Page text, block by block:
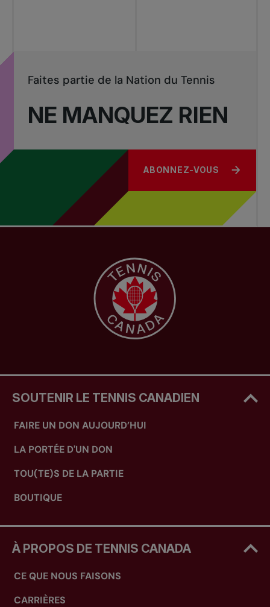
NE MANQUEZ RIEN
Faites partie de la Nation du Tennis
ABONNEZ-VOUS
SOUTENIR LE TENNIS CANADIEN
FAIRE UN DON AUJOURD’HUI
LA PORTÉE D'UN DON
TOU(TE)S DE LA PARTIE
BOUTIQUE
À PROPOS DE TENNIS CANADA
CE QUE NOUS FAISONS
CARRIÈRES